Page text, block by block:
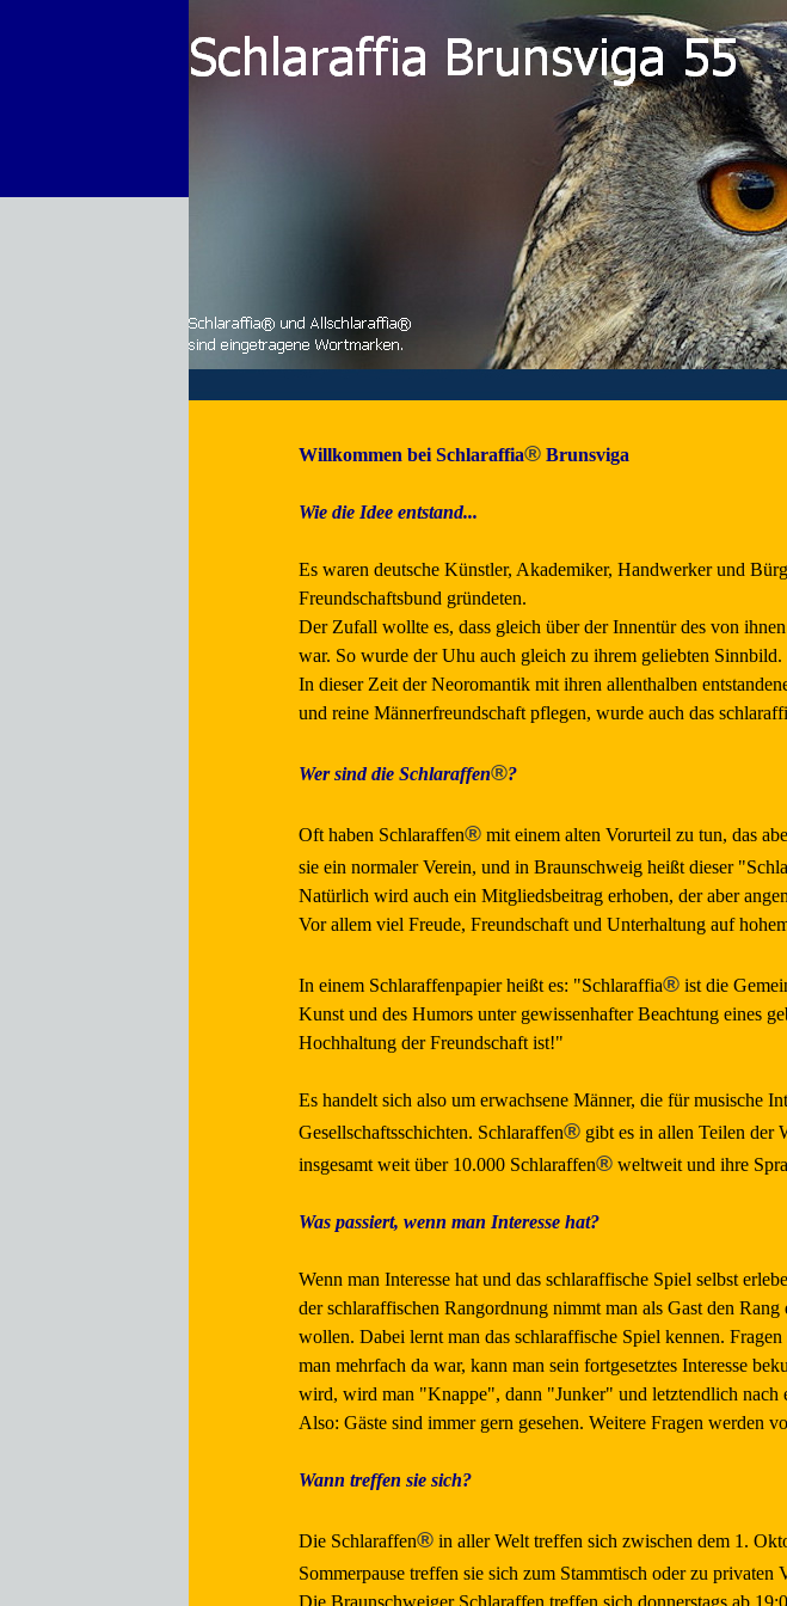
Willkommen bei Schlaraffia® Brunsviga
Wie die Idee entstand...
Es waren deutsche Künstler, Akademiker, Handwerker und
Freundschaftsbund gründeten.
Der Zufall wollte es, dass gleich über der Innentür des von
war. So wurde der Uhu auch gleich zu ihrem geliebten Sinnbild.
In dieser Zeit der Neoromantik mit ihren allenthalben
und reine Männerfreundschaft pflegen, wurde auch das
Wer sind die Schlaraffen®?
Oft haben Schlaraffen® mit einem alten Vorurteil zu tun, das
sie ein normaler Verein, und in Braunschweig heißt dieser
Natürlich wird auch ein Mitgliedsbeitrag erhoben, der aber
Vor allem viel Freude, Freundschaft und Unterhaltung auf
In einem Schlaraffenpapier heißt es: "Schlaraffia® ist die
Kunst und des Humors unter gewissenhafter Beachtung eines
Hochhaltung der Freundschaft ist!"
Es handelt sich also um erwachsene Männer, die für musische
Gesellschaftsschichten. Schlaraffen® gibt es in allen Teilen der
insgesamt weit über 10.000 Schlaraffen® weltweit und ihre
Was passiert, wenn man Interesse hat?
Wenn man Interesse hat und das schlaraffische Spiel selbst
der schlaraffischen Rangordnung nimmt man als Gast den
wollen. Dabei lernt man das schlaraffische Spiel kennen.
man mehrfach da war, kann man sein fortgesetztes Interesse
wird, wird man "Knappe", dann "Junker" und letztendlich nach
Also: Gäste sind immer gern gesehen. Weitere Fragen werden
Wann treffen sie sich?
Die Schlaraffen® in aller Welt treffen sich zwischen dem 1.
Sommerpause treffen sie sich zum Stammtisch oder zu privaten
Die Braunschweiger Schlaraffen treffen sich donnerstags ab